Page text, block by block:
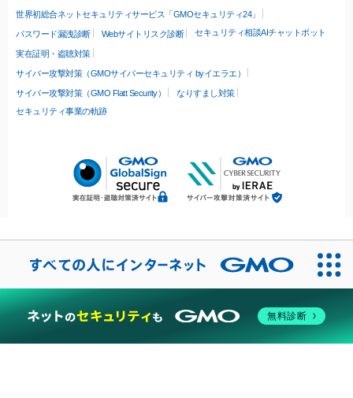
世界初総合ネットセキュリティサービス「GMOセキュリティ24」
パスワード漏洩診断 Webサイトリスク診断 セキュリティ相談AIチャットボット
実在証明・盗聴対策
サイバー攻撃対策（GMOサイバーセキュリティ byイエラエ）
サイバー攻撃対策（GMO Flatt Security）
なりすまし対策
セキュリティ事業の軌跡
無料診断